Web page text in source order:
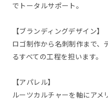
でトータルサポート。
【ブランディングデザイン】
ロゴ制作から名刺制作まで、
るすべての工程を担います。
【アパレル】
ルーツカルチャーを軸にアメ